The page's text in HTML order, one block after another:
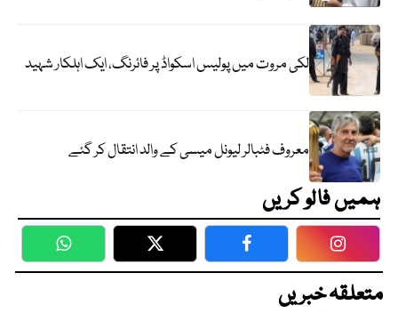
لکی مروت میں پولیس اسکواڈ پر فائرنگ، ایک اہلکار شہید
معروف فٹبالر لیونل میسی کے والد انتقال کر گئے
ہمیں فالو کریں
WhatsApp Twitter Facebook
متعلقہ خبریں